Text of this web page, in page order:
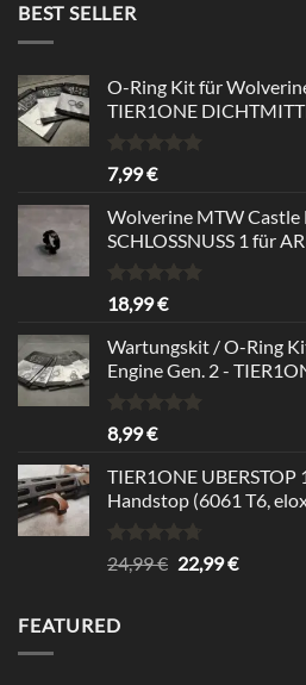
BEST SELLER
O-Ring Kit für
TIER1ONE
Rated
out of 5
7,99€
Wolverine MTW Castle
SCHLOSSNUSS 1 für
Rated5.00
out of 5
18,99€
Wartungskit / O-Ring
Engine Gen. 2 -
Rated
out of 5
8,99€
TIER1ONE UBERSTOP
Handstop (6061 T6,
Rated4.67
out of 5
24,99€ Original
22,99€Current
FEATURED